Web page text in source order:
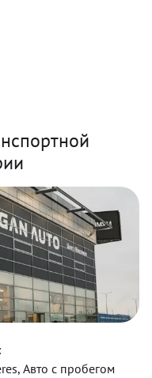
Авто с пробегом